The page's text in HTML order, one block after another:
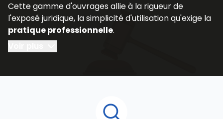
Cette gamme d'ouvrages allie à la rigueur de
l'exposé juridique, la simplicité d'utilisation qu'exige la
pratique professionnelle.
Regroupés par thèmes ou par collections, les
espace de notre catalogue en ligne, ont été confiés
pour répondre de façon cohérente à vos besoins